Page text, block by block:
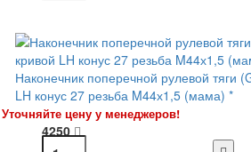
Наконечник поперечной рулевой тяги
LH конус 27 резьба M44х1,5 (мама) *
Уточняйте цену у менеджеров!
4250